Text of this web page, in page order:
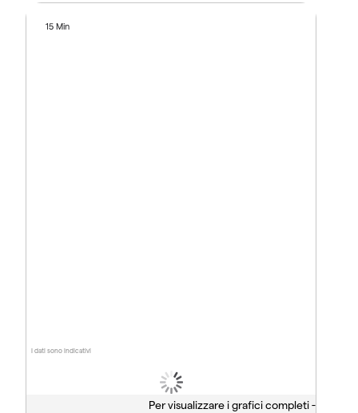
I dati sono indicativi
15 Min
Per visualizzare i grafici completi -